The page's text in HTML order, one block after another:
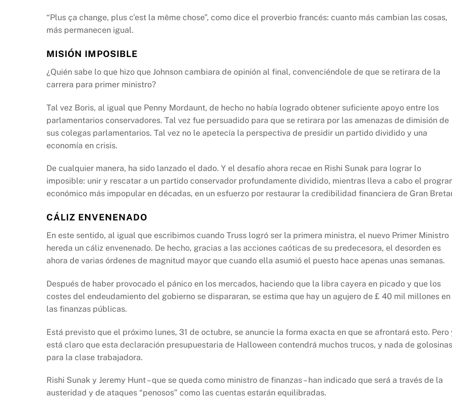
“Plus ça change, plus c’est la même chose”, como dice el proverbio francés: cuanto más cambian las cosas,
más permanecen igual.
MISIÓN IMPOSIBLE
¿Quién sabe lo que hizo que Johnson cambiara de opinión al final, convenciéndole de que se retirara de la
carrera para primer ministro?
Tal vez Boris, al igual que Penny Mordaunt, de hecho no había logrado obtener suficiente apoyo entre los
parlamentarios conservadores. Tal vez fue persuadido para que se retirara por las amenazas de dimisión de
sus colegas parlamentarios. Tal vez no le apetecía la perspectiva de presidir un partido dividido y una
economía en crisis.
De cualquier manera, ha sido lanzado el dado. Y el desafío ahora recae en Rishi Sunak para lograr lo
imposible: unir y rescatar a un partido conservador profundamente dividido, mientras lleva a cabo el
económico más impopular en décadas, en un esfuerzo por restaurar la credibilidad financiera de Gran
CÁLIZ ENVENENADO
En este sentido, al igual que escribimos cuando Truss logró ser la primera ministra, el nuevo Primer Ministro
hereda un cáliz envenenado. De hecho, gracias a las acciones caóticas de su predecesora, el desorden es
ahora de varias órdenes de magnitud mayor que cuando ella asumió el puesto hace apenas unas semanas.
Después de haber provocado el pánico en los mercados, haciendo que la libra cayera en picado y que los
costes del endeudamiento del gobierno se dispararan, se estima que hay un agujero de £ 40 mil millones en
las finanzas públicas.
Está previsto que el próximo lunes, 31 de octubre, se anuncie la forma exacta en que se afrontará esto. Pero
está claro que esta declaración presupuestaria de Halloween contendrá muchos trucos, y nada de
para la clase trabajadora.
Rishi Sunak y Jeremy Hunt – que se queda como ministro de finanzas – han indicado que será a través de la
austeridad y de ataques “penosos” como las cuentas estarán equilibradas.